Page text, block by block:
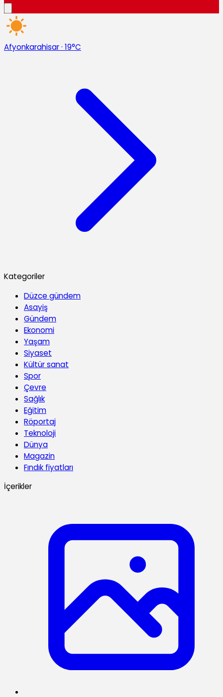
Afyonkarahisar· 19°C
Kategoriler
Düzce gündem
Asayiş
Gündem
Ekonomi
Yaşam
Siyaset
Kültür sanat
Spor
Çevre
Sağlık
Eğitim
Röportaj
Teknoloji
Dünya
Magazin
Fındık fiyatları
İçerikler